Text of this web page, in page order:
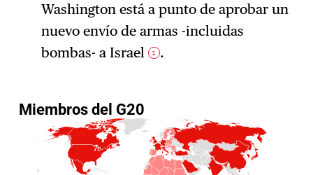
Washington está a punto de aprobar un
nuevo envío de armas -incluidas
bombas- a Israel
1 .